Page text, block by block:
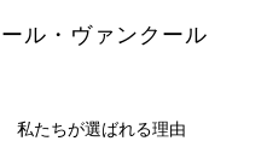
ル・ヴァンクール
私たちが選ばれる理由